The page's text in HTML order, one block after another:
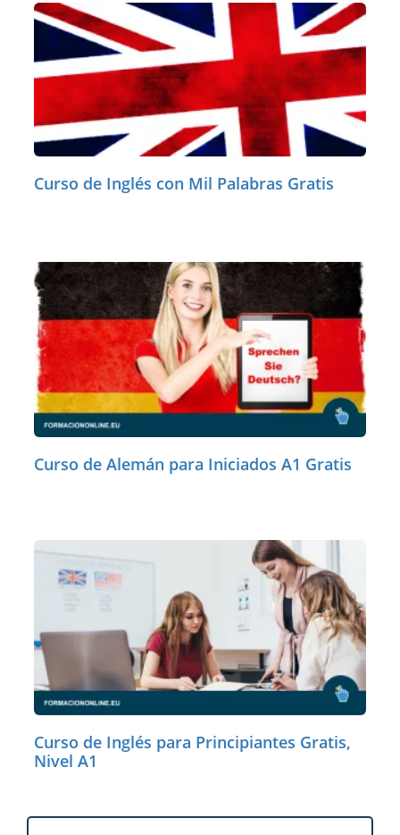
Curso de Inglés con Mil Palabras Gratis
Curso de Alemán para Iniciados A1 Gratis
Curso de Inglés para Principiantes Gratis,
Nivel A1